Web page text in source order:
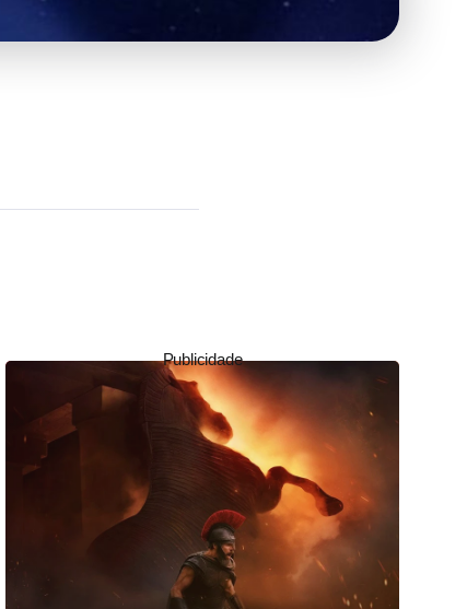
Publicidade